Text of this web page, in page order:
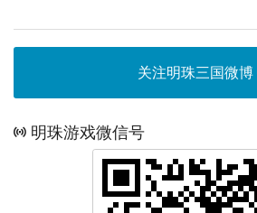
关注明珠三国微博
明珠游戏微信号